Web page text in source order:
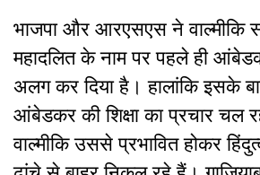
भाजपा और आरएसएस ने वाल्मीकि
महादलित के नाम पर पहले ही
अलग कर दिया है। हालांकि इसके
आंबेडकर की शिक्षा का प्रचार चल
वाल्मीकि उससे प्रभावित होकर